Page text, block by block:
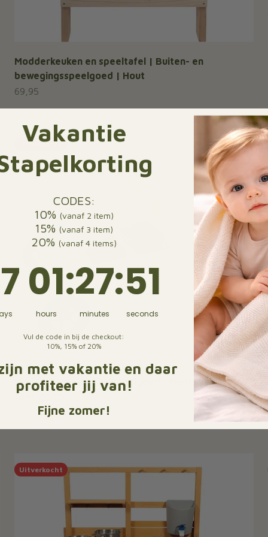
Modderkeuken en speeltafel | Buiten- en
bewegingsspeelgoed | Hout
Aanbiedingsprijs
69,95
Uitverkocht
Modderkeuken | Tuinspeelgoed | Houten
speelgoed
Aanbiedingsprijs
119,95
Uitverkocht
Vakantie
CODES:
10% (vanaf 2 item)
15% (vanaf 3 item)
20% (vanaf 4 items)
01
hours
:27
minutes
:49
seconds
Vul de code in bij de checkout:
10%, 15% of 20%
met vakantie en daar
profiteer jij van!
Fijne zomer!